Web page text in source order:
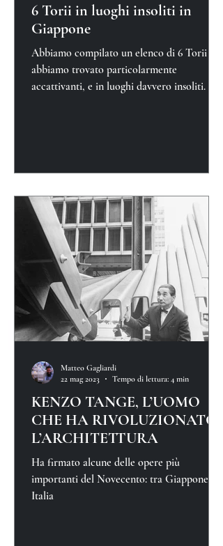
6 Torii in luoghi insoliti in
Giappone
Abbiamo compilato un elenco di 6 Torii che
abbiamo trovato particolarmente
accattivanti, e in luoghi davvero insoliti.
KENZO TANGE, L’UOMO
CHE HA RIVOLUZIONATO
L’ARCHITETTURA
Ha firmato alcune delle opere più
importanti del Novecento: tra Giappone e
Italia
Matteo Gagliardi
22 mag 2023
Tempo di lettura: 4 min